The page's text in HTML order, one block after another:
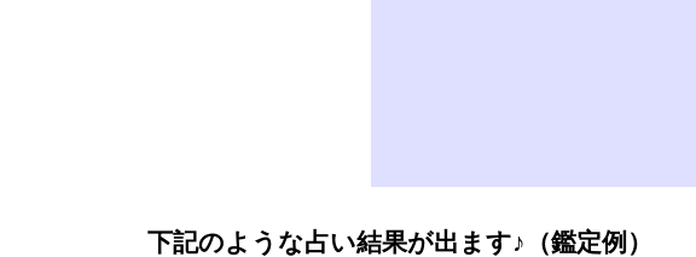
下記のような占い結果が出ます♪（鑑定例）